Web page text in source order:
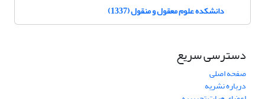
دانشکده علوم معقول و منقول (1337)
دسترسی سریع
صفحه اصلی
درباره نشریه